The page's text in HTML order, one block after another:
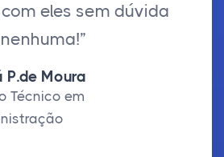
eles sem dúvida
nenhuma!”
P.de Moura
Técnico em